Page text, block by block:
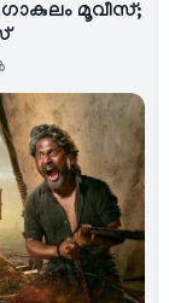
ഗോകുലം മൂവീസ്;